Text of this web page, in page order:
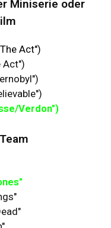
Miniserie oder
Act")
Act")
Verdon")